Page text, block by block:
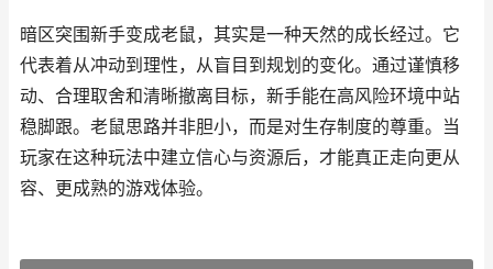
暗区突围新手变成老鼠，其实是一种天然的成长经过。它
代表着从冲动到理性，从盲目到规划的变化。通过谨慎移
动、合理取舍和清晰撤离目标，新手能在高风险环境中站
稳脚跟。老鼠思路并非胆小，而是对生存制度的尊重。当
玩家在这种玩法中建立信心与资源后，才能真正走向更从
容、更成熟的游戏体验。